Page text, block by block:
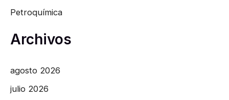
Petroquímica
Archivos
agosto 2026
julio 2026